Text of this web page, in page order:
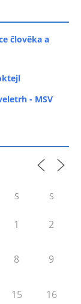
člověka a
- MSV
S S
1 2
8 9
15 16